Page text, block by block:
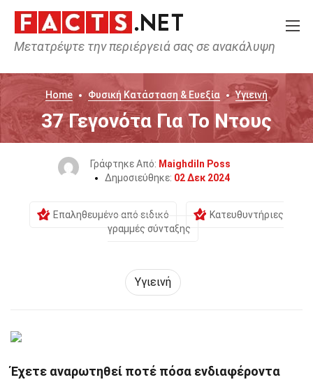
Μετατρέψτε την περιέργειά σας σε ανακάλυψη
Home Φυσική Κατάσταση & Ευεξία Υγιεινή
37 Γεγονότα Για Το Ντους
Γράφτηκε Από: Maighdiln Poss
Δημοσιεύθηκε: 02 Δεκ 2024
Επαληθευμένο από ειδικό
Κατευθυντήριες
γραμμές σύνταξης
Υγιεινή
Έχετε αναρωτηθεί ποτέ πόσα ενδιαφέροντα